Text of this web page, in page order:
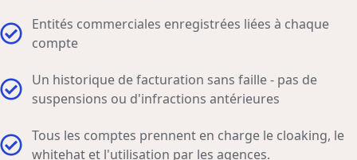
Entités commerciales enregistrées liées à chaque
compte
Un historique de facturation sans faille - pas de
suspensions ou d'infractions antérieures
Tous les comptes prennent en charge le cloaking, le
whitehat et l'utilisation par les agences.